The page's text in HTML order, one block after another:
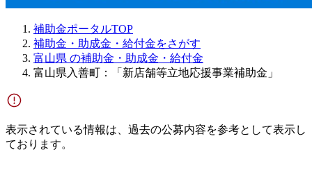
補助金ポータルTOP
補助金・助成金・給付金をさがす
富山県 の補助金・助成金・給付金
富山県入善町：「新店舗等立地応援事業補助金」
表示されている情報は、過去の公募内容を参考として表示し
ております。